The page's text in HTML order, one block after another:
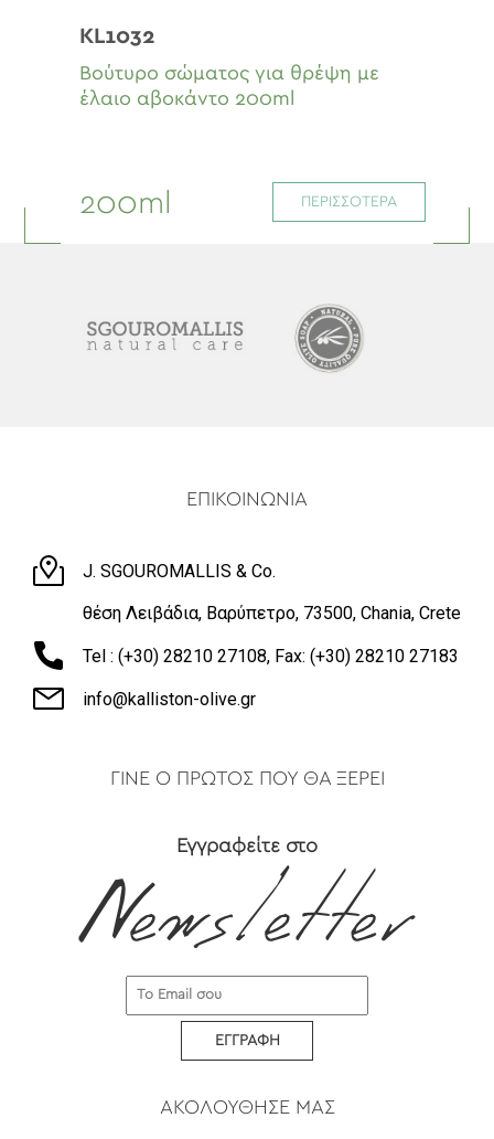
KL1032
Βούτυρο σώματος για θρέψη με
έλαιο αβοκάντο 200ml
200ml ΠΕΡΙΣΣΟΤΕΡΑ
ΕΠΙΚΟΙΝΩΝΙΑ
J. SGOUROMALLIS & Co.
θέση Λειβάδια, Βαρύπετρο, 73500, Chania, Crete
Tel : (+30) 28210 27108, Fax: (+30) 28210 27183
info@kalliston-olive.gr
ΓΙΝΕ Ο ΠΡΩΤΟΣ ΠΟΥ ΘΑ ΞΕΡΕΙ
Εγγραφείτε στο
ΕΓΓΡΑΦΗ
ΑΚΟΛΟΥΘΗΣΕ ΜΑΣ